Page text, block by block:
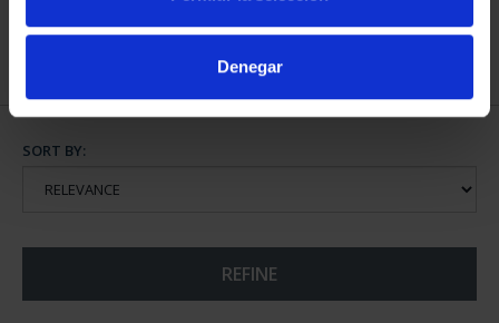
Denegar
SORT BY:
REFINE